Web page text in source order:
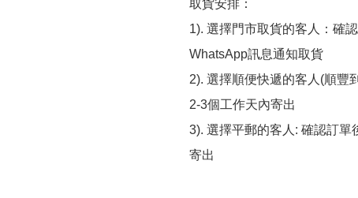
取貨安排：
1). 選擇門市取貨的客人：確
WhatsApp訊息通知取貨
2). 選擇順便快遞的客人(順豐
2-3個工作天內寄出
3). 選擇平郵的客人: 確認訂
寄出